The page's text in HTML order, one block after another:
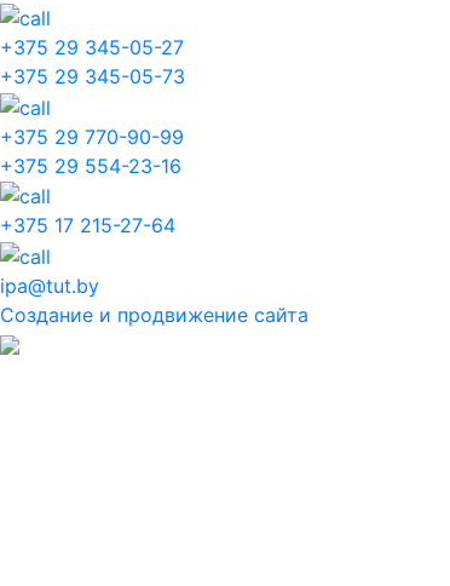
+375 29 345-05-27
+375 29 345-05-73
+375 29 770-90-99
+375 29 554-23-16
+375 17 215-27-64
ipa@tut.by
Создание и продвижение сайта